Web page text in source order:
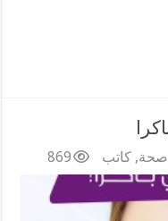
صحة, كاتب 869